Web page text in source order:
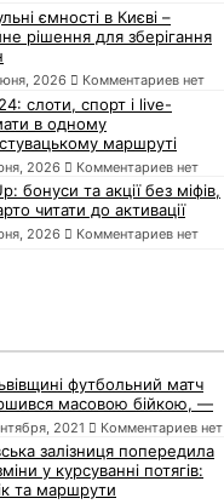
ємності в Києві –
рішення для зберігання
2026 Комментариев нет
слоти, спорт і live-
в одному
маршруті
2026 Комментариев нет
бонуси та акції без міфів,
читати до активації
2026 Комментариев нет
футбольний матч
масовою бійкою, —
2021 Комментариев нет
залізниця попередила
у курсуванні потягів:
та маршрути